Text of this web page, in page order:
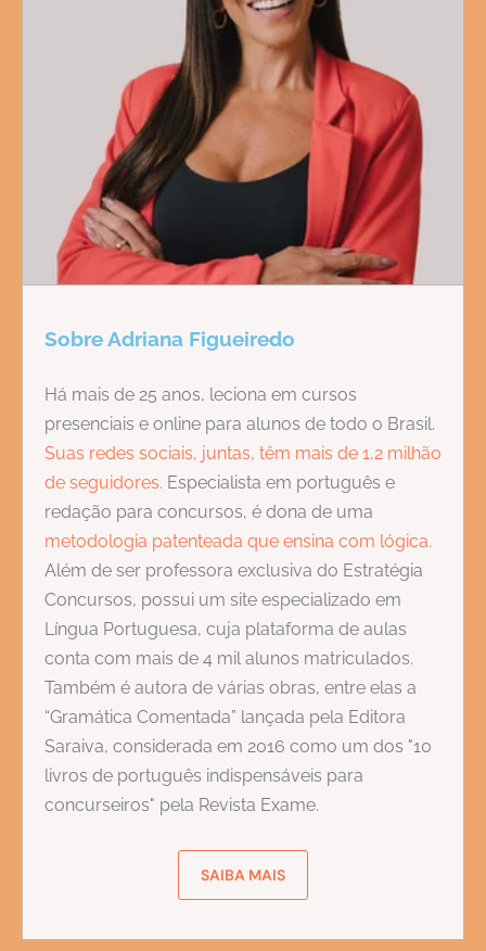
Sobre Adriana Figueiredo
Há mais de 25 anos, leciona em cursos
presenciais e online para alunos de todo o Brasil.
Suas redes sociais, juntas, têm mais de 1,2 milhão
de seguidores. Especialista em português e
redação para concursos, é dona de uma
metodologia patenteada que ensina com lógica.
Além de ser professora exclusiva do Estratégia
Concursos, possui um site especializado em
Língua Portuguesa, cuja plataforma de aulas
conta com mais de 4 mil alunos matriculados.
Também é autora de várias obras, entre elas a
“Gramática Comentada” lançada pela Editora
Saraiva, considerada em 2016 como um dos "10
livros de português indispensáveis para
concurseiros" pela Revista Exame.
SAIBA MAIS